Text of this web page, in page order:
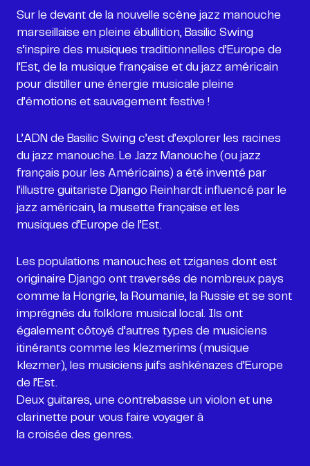
Sur le devant de la nouvelle scène jazz manouche
marseillaise en pleine ébullition, Basilic Swing
s’inspire des musiques traditionnelles d’Europe de
l’Est, de la musique française et du jazz américain
pour distiller une énergie musicale pleine
d’émotions et sauvagement festive !
L’ADN de Basilic Swing c’est d’explorer les racines
du jazz manouche. Le Jazz Manouche (ou jazz
français pour les Américains) a été inventé par
l’illustre guitariste Django Reinhardt influencé par le
jazz américain, la musette française et les
musiques d’Europe de l’Est.
Les populations manouches et tziganes dont est
originaire Django ont traversés de nombreux pays
comme la Hongrie, la Roumanie, la Russie et se sont
imprégnés du folklore musical local. Ils ont
également côtoyé d’autres types de musiciens
itinérants comme les klezmerims (musique
klezmer), les musiciens juifs ashkénazes d’Europe
de l’Est.
Deux guitares, une contrebasse un violon et une
clarinette pour vous faire voyager à
la croisée des genres.